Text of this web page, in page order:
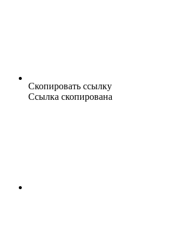
Скопировать ссылку
Ссылка скопирована